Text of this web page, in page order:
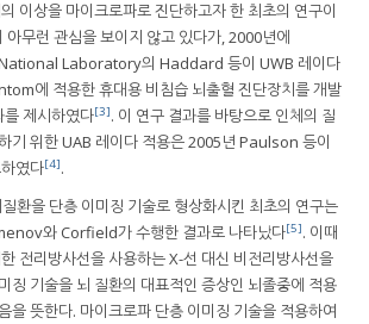
이상을 마이크로파로 진단하고자 한 최초의 연구이
아무런 관심을 보이지 않고 있다가, 2000년에
Laboratory의 Haddard 등이 UWB 레이다
에 적용한 휴대용 비침습 뇌출혈 진단장치를 개발
제시하였다[3]. 이 연구 결과를 바탕으로 인체의 질
기 위한 UAB 레이다 적용은 2005년 Paulson 등이
였다[4].
환을 단층 이미징 기술로 형상화시킨 최초의 연구는
와 Corfield가 수행한 결과로 나타났다[5]. 이때
전리방사선을 사용하는 X-선 대신 비전리방사선을
징 기술을 뇌 질환의 대표적인 증상인 뇌졸중에 적용
을 뜻한다. 마이크로파 단층 이미징 기술을 적용하여